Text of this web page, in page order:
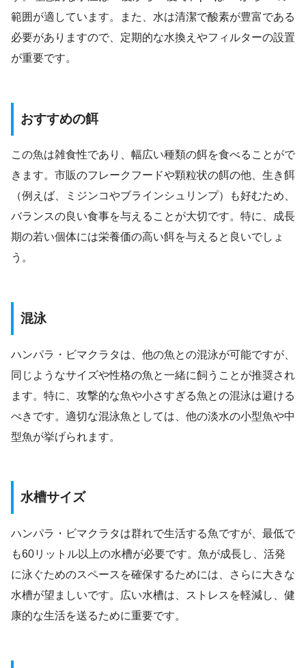
範囲が適しています。また、水は清潔で酸素が豊富である
必要がありますので、定期的な水換えやフィルターの設置
が重要です。
おすすめの餌
この魚は雑食性であり、幅広い種類の餌を食べることがで
きます。市販のフレークフードや顆粒状の餌の他、生き餌
（例えば、ミジンコやブラインシュリンプ）も好むため、
バランスの良い食事を与えることが大切です。特に、成長
期の若い個体には栄養価の高い餌を与えると良いでしょ
う。
混泳
ハンパラ・ビマクラタは、他の魚との混泳が可能ですが、
同じようなサイズや性格の魚と一緒に飼うことが推奨され
ます。特に、攻撃的な魚や小さすぎる魚との混泳は避ける
べきです。適切な混泳魚としては、他の淡水の小型魚や中
型魚が挙げられます。
水槽サイズ
ハンパラ・ビマクラタは群れで生活する魚ですが、最低で
も60リットル以上の水槽が必要です。魚が成長し、活発
に泳ぐためのスペースを確保するためには、さらに大きな
水槽が望ましいです。広い水槽は、ストレスを軽減し、健
康的な生活を送るために重要です。